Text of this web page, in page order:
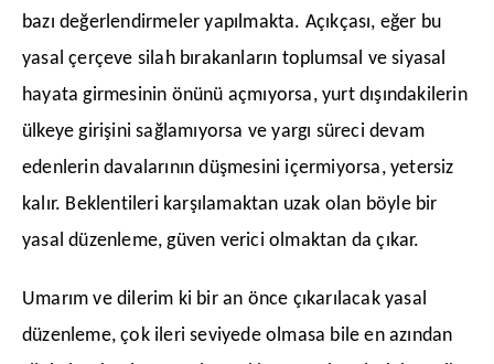
bazı değerlendirmeler yapılmakta. Açıkçası, eğer bu
yasal çerçeve silah bırakanların toplumsal ve siyasal
hayata girmesinin önünü açmıyorsa, yurt dışındakilerin
ülkeye girişini sağlamıyorsa ve yargı süreci devam
edenlerin davalarının düşmesini içermiyorsa, yetersiz
kalır. Beklentileri karşılamaktan uzak olan böyle bir
yasal düzenleme, güven verici olmaktan da çıkar.
​Umarım ve dilerim ki bir an önce çıkarılacak yasal
düzenleme, çok ileri seviyede olmasa bile en azından